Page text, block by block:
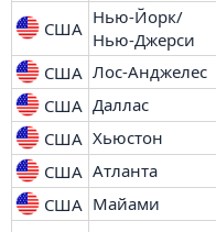
США
Нью-Йорк/
Нью-Джерси
США Лос-Анджелес
США Даллас
США Хьюстон
США Атланта
США Майами